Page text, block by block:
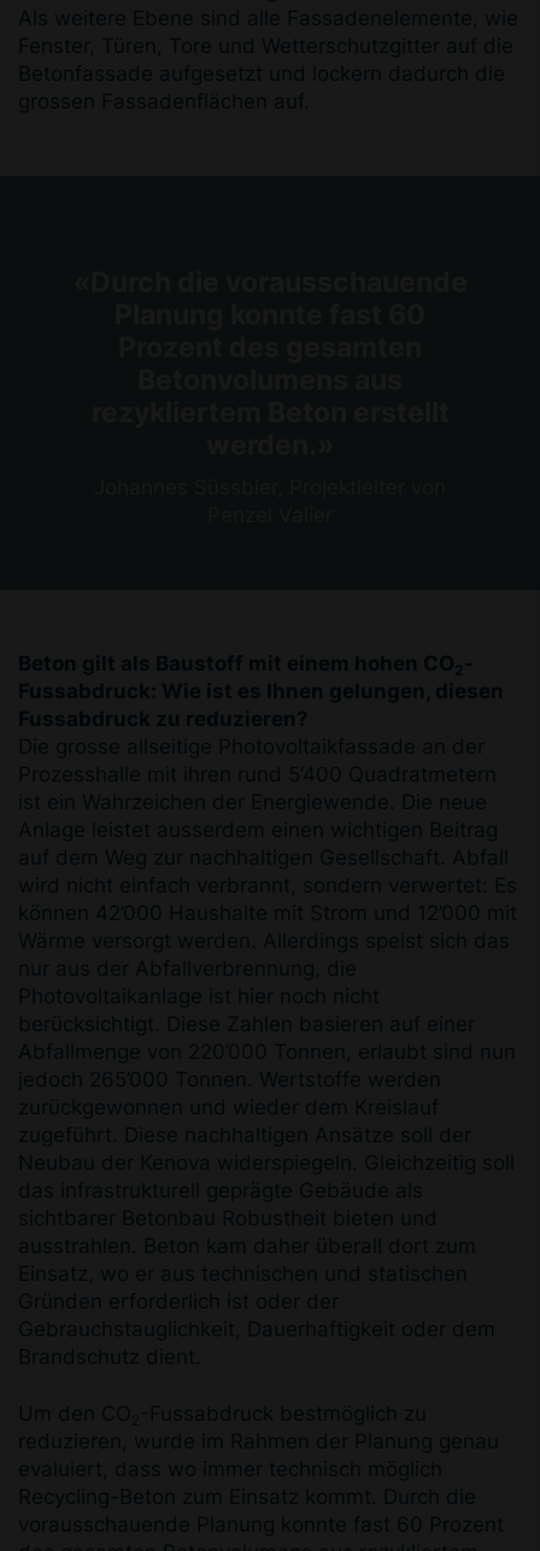
Als weitere Ebene sind alle Fassadenelemente, wie
Fenster, Türen, Tore und Wetterschutzgitter auf die
Betonfassade aufgesetzt und lockern dadurch die
grossen Fassadenflächen auf.
Beton gilt als Baustoff mit einem hohen CO2 -
Fussabdruck: Wie ist es Ihnen gelungen, diesen
Fussabdruck zu reduzieren?
Die grosse allseitige Photovoltaikfassade an der
Prozesshalle mit ihren rund 5‘400 Quadratmetern
ist ein Wahrzeichen der Energiewende. Die neue
Anlage leistet ausserdem einen wichtigen Beitrag
auf dem Weg zur nachhaltigen Gesellschaft. Abfall
wird nicht einfach verbrannt, sondern verwertet: Es
können 42’000 Haushalte mit Strom und 12’000 mit
Wärme versorgt werden. Allerdings speist sich das
nur aus der Abfallverbrennung, die
Photovoltaikanlage ist hier noch nicht
berücksichtigt. Diese Zahlen basieren auf einer
Abfallmenge von 220’000 Tonnen, erlaubt sind nun
jedoch 265’000 Tonnen. Wertstoffe werden
zurückgewonnen und wieder dem Kreislauf
zugeführt. Diese nachhaltigen Ansätze soll der
Neubau der Kenova widerspiegeln. Gleichzeitig soll
das infrastrukturell geprägte Gebäude als
sichtbarer Betonbau Robustheit bieten und
ausstrahlen. Beton kam daher überall dort zum
Einsatz, wo er aus technischen und statischen
Gründen erforderlich ist oder der
Gebrauchstauglichkeit, Dauerhaftigkeit oder dem
Brandschutz dient.
Um den CO
-Fussabdruck bestmöglich zu
reduzieren, wurde im Rahmen der Planung genau
evaluiert, dass wo immer technisch möglich
Recycling-Beton zum Einsatz kommt. Durch die
vorausschauende Planung konnte fast 60 Prozent